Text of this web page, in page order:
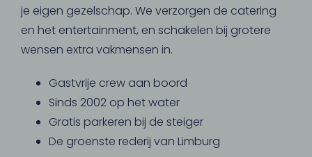
je eigen gezelschap. We verzorgen de catering
en het entertainment, en schakelen bij grotere
wensen extra vakmensen in.
Gastvrije crew aan boord
Sinds 2002 op het water
Gratis parkeren bij de steiger
De groenste rederij van Limburg